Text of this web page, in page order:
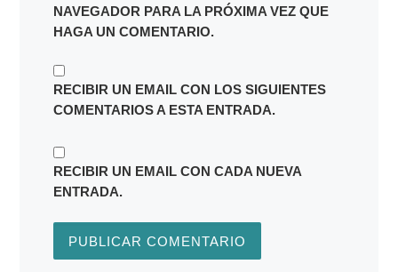
NAVEGADOR PARA LA PRÓXIMA VEZ QUE
HAGA UN COMENTARIO.
RECIBIR UN EMAIL CON LOS SIGUIENTES
COMENTARIOS A ESTA ENTRADA.
RECIBIR UN EMAIL CON CADA NUEVA
ENTRADA.